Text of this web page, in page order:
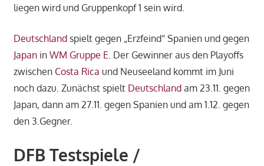
liegen wird und Gruppenkopf 1 sein wird.
Deutschlandspielt gegen „Erzfeind“ Spanien und gegen
Japanin WM Gruppe E . Der Gewinner aus den Playoffs
zwischen Costa Rica und Neuseeland kommt im Juni
noch dazu. Zunächst spielt Deutschlandam 23.11. gegen
Japan, dann am 27.11. gegen Spanien und am 1.12. gegen
den 3.Gegner.
DFB Testspiele /